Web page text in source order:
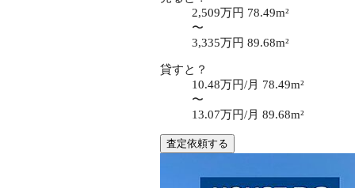
2,509万円 78.49m²
〜
3,335万円 89.68m²
貸すと？
10.48万円/月 78.49m²
〜
13.07万円/月 89.68m²
査定依頼する